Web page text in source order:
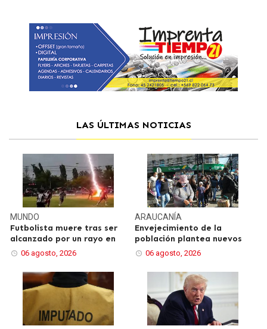
LAS ÚLTIMAS NOTICIAS
MUNDO
Futbolista muere tras ser
alcanzado por un rayo en
06 agosto, 2026
ARAUCANÍA
Envejecimiento de la
población plantea nuevos
06 agosto, 2026